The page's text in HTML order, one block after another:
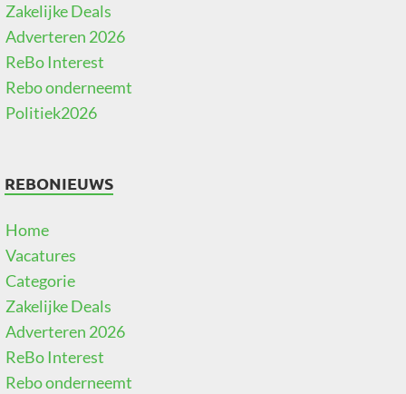
Zakelijke Deals
Adverteren 2026
ReBo Interest
Rebo onderneemt
Politiek2026
REBONIEUWS
Home
Vacatures
Categorie
Zakelijke Deals
Adverteren 2026
ReBo Interest
Rebo onderneemt